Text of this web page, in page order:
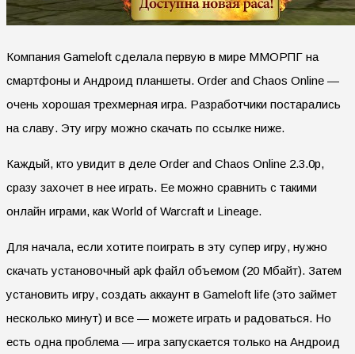
Компания Gameloft сделала первую в мире ММОРПГ на
смартфоны и Андроид планшеты. Order and Chaos Online —
очень хорошая трехмерная игра. Разработчики постарались
на славу. Эту игру можно скачать по ссылке ниже.
Каждый, кто увидит в деле Order and Chaos Online 2.3.0p,
сразу захочет в нее играть. Ее можно сравнить с такими
онлайн играми, как World of Warcraft и Lineage.
Для начала, если хотите поиграть в эту супер игру, нужно
скачать установочный apk файл объемом (20 Мбайт). Затем
установить игру, создать аккаунт в Gameloft life (это займет
несколько минут) и все — можете играть и радоваться. Но
есть одна проблема — игра запускается только на Андроид